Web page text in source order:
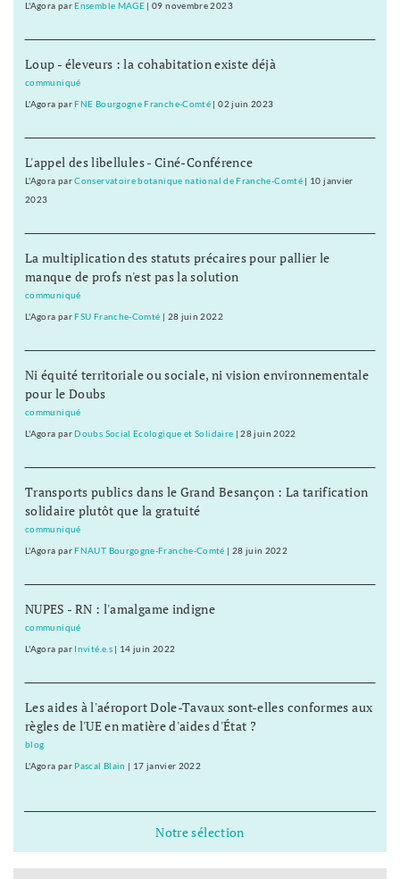
L'Agora par Ensemble MAGE |09 novembre 2023
Loup - éleveurs : la cohabitation existe déjà
communiqué
L'Agora par FNE Bourgogne Franche-Comté |02 juin 2023
L'appel des libellules - Ciné-Conférence
L'Agora parConservatoire botanique national de Franche-Comté| 10 janvier
2023
La multiplication des statuts précaires pour pallier le
manque de profs n'est pas la solution
communiqué
L'Agora par FSU Franche-Comté 28 juin 2022
Ni équité territoriale ou sociale, ni vision environnementale
pour le Doubs
communiqué
L'Agora par Doubs Social Ecologique et Solidaire |28 juin 2022
Transports publics dans le Grand Besançon : La tarification
solidaire plutôt que la gratuité
communiqué
L'Agora par FNAUT Bourgogne-Franche-Comté 28 juin 2022
NUPES - RN : l'amalgame indigne
communiqué
L'Agora par Invité.e.s| 14 juin 2022
Les aides à l'aéroport Dole-Tavaux sont-elles conformes aux
règles de l'UE en matière d'aides d'État ?
blog
L'Agora par Pascal Blain 17 janvier 2022
Notre sélection